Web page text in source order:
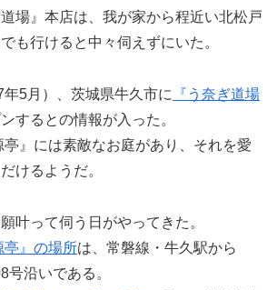
場』本店は、我が家から程近い北松戸
も行けると中々伺えずにいた。
5月）、茨城県牛久市に
『う奈ぎ道場
するとの情報が入った。
亭』には素敵なお庭があり、それを愛
けるようだ。
叶って伺う日がやってきた。
亭』の場所は、常磐線・牛久駅から
号沿いである。